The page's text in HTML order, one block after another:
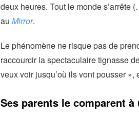
deux heures. Tout le monde
au Mirror.
Le phénomène ne risque pas de
raccourcir la spectaculaire tignasse
veux voir jusqu’où ils vont pousser
Ses parents le comparent